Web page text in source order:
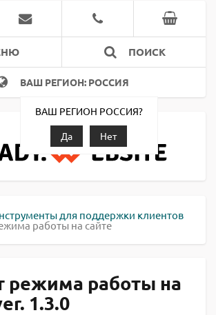
ПОИСК
ВАШ РЕГИОН: РОССИЯ
ВАШ РЕГИОН РОССИЯ?
Да
Нет
для поддержки клиентов
работы на сайте
режима работы на
1.3.0